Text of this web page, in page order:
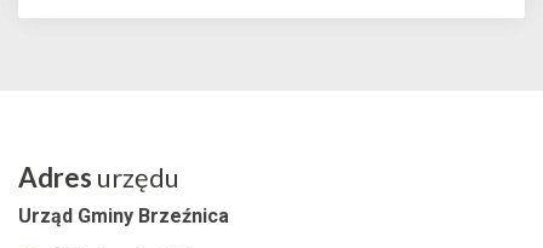
Adres urzędu
Urząd Gminy Brzeźnica